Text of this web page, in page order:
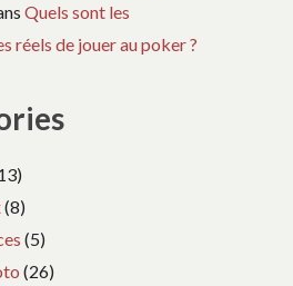
Quels sont les
réels de jouer au poker ?
(8)
(5)
(26)